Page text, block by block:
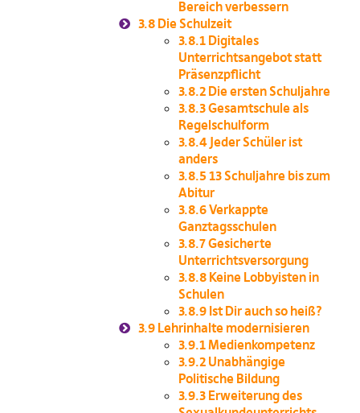
Bereich verbessern
3.8 Die Schulzeit
3.8.1 Digitales
Unterrichtsangebot statt
Präsenzpflicht
3.8.2 Die ersten Schuljahre
3.8.3Gesamtschule als
Regelschulform
3.8.4 Jeder Schüler ist
anders
3.8.5 13 Schuljahre bis zum
Abitur
3.8.6Verkappte
Ganztagsschulen
3.8.7Gesicherte
Unterrichtsversorgung
3.8.8 Keine Lobbyisten in
Schulen
3.8.9 Ist Dir auch so heiß?
3.9 Lehrinhalte modernisieren
3.9.1Medienkompetenz
3.9.2 Unabhängige
Politische Bildung
3.9.3 Erweiterung des